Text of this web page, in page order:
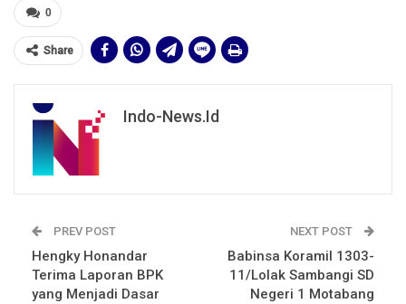
0
Share
Indo-News.id
PREV POST
Hengky Honandar
Terima Laporan BPK
yang Menjadi Dasar
NEXT POST
Babinsa Koramil 1303-
11/Lolak Sambangi SD
Negeri 1 Motabang